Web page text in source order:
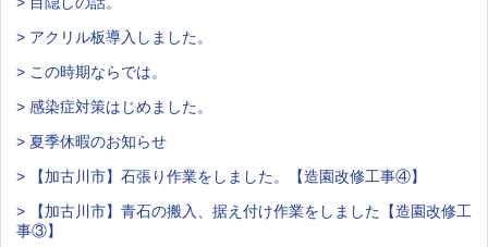
> アクリル板導入しました。
> この時期ならでは。
> 感染症対策はじめました。
> 夏季休暇のお知らせ
> 【加古川市】石張り作業をしました。【造園改修工事④】
> 【加古川市】青石の搬入、据え付け作業をしました【造園改修工
事③】